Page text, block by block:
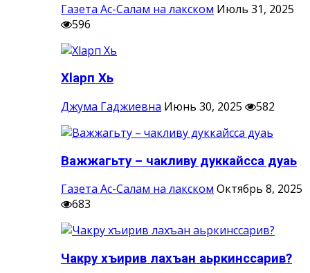
Газета Ас-Салам на лакском Июль 31, 2025
596
Хlарп Хь
Джума Гаджиевна Июнь 30, 2025 582
Важжагьту – чакливу дуккайсса дуаь
Газета Ас-Салам на лакском Октябрь 8, 2025
683
Чакру хъирив лахъан аьркинссарив?